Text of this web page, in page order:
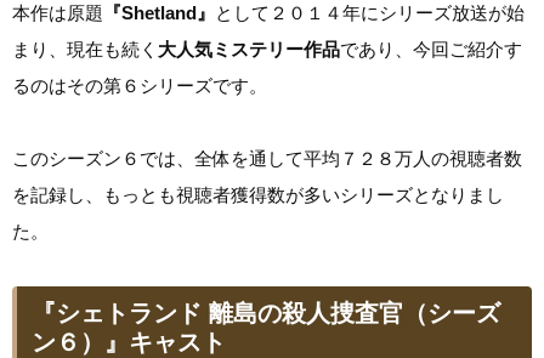
本作は原題 『Shetland』 として２０１４年にシリーズ放送が始
まり、現在も続く 大人気ミステリー作品であり、今回ご紹介す
るのはその第６シリーズです。
このシーズン６では、全体を通して平均７２８万人の視聴者数
を記録し、もっとも視聴者獲得数が多いシリーズとなりまし
た。
『シェトランド 離島の殺人捜査官（シーズ
ン６）』キャスト